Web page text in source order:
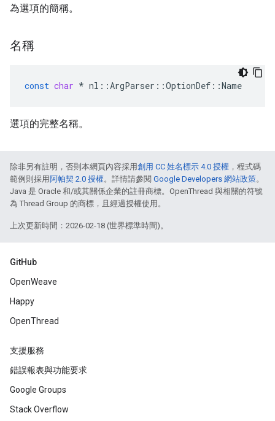
為選項的簡稱。
名稱
const char * nl ::ArgParser ::OptionDef ::Name
選項的完整名稱。
除非另有註明，否則本網頁內容採用創用 CC 姓名標示 4.0 授權 ，程式碼
範例則採用 阿帕契 2.0 授權。詳情請參閱 Google Developers 網站政策。
Java 是 Oracle 和/或其關係企業的註冊商標。OpenThread 與相關的符號
為 Thread Group 的商標，且經過授權使用。
上次更新時間：2026-02-18 (世界標準時間)。
GitHub
OpenWeave
Happy
OpenThread
支援服務
錯誤報表與功能要求
Google Groups
Stack Overflow